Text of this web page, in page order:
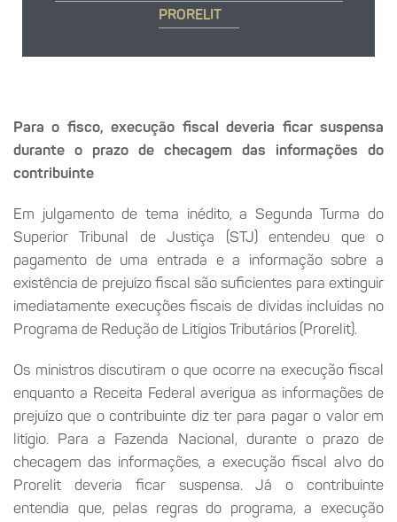
PRORELIT
Para o fisco, execução fiscal deveria ficar suspensa
durante o prazo de checagem das informações do
contribuinte
Em julgamento de tema inédito, a Segunda Turma do
Superior Tribunal de Justiça (STJ) entendeu que o
pagamento de uma entrada e a informação sobre a
existência de prejuízo fiscal são suficientes para extinguir
imediatamente execuções fiscais de dívidas incluídas no
Programa de Redução de Litígios Tributários (Prorelit).
Os ministros discutiram o que ocorre na execução fiscal
enquanto a Receita Federal averigua as informações de
prejuízo que o contribuinte diz ter para pagar o valor em
litígio. Para a Fazenda Nacional, durante o prazo de
checagem das informações, a execução fiscal alvo do
Prorelit deveria ficar suspensa. Já o contribuinte
entendia que, pelas regras do programa, a execução